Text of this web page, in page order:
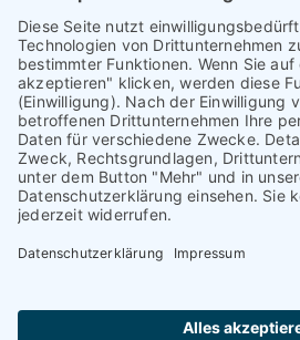
Haftungsauschluss: Alle auf diesen
Informationen wurden nach
Gewissen erstellt. Alle
echten Kundenaussagen. Niemand
Form für diese Videos oder
einen höheren Verkaufspreis oder
sind nur möglich, wenn